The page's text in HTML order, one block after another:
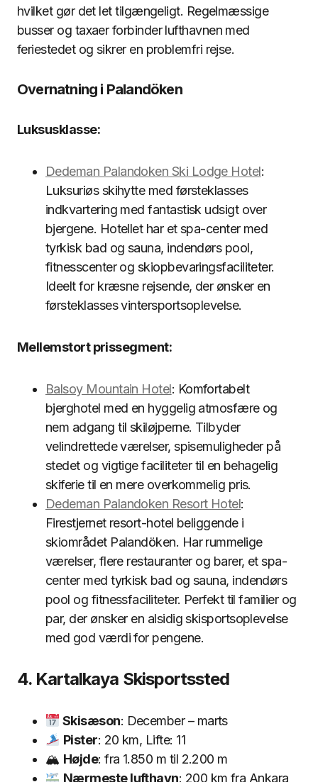
hvilket gør det let tilgængeligt. Regelmæssige
busser og taxaer forbinder lufthavnen med
feriestedet og sikrer en problemfri rejse.
Overnatning i Palandöken
Luksusklasse:
Dedeman Palandoken Ski Lodge Hotel:
Luksuriøs skihytte med førsteklasses
indkvartering med fantastisk udsigt over
bjergene. Hotellet har et spa-center med
tyrkisk bad og sauna, indendørs pool,
fitnesscenter og skiopbevaringsfaciliteter.
Ideelt for kræsne rejsende, der ønsker en
førsteklasses vintersportsoplevelse.
Mellemstort prissegment:
Balsoy Mountain Hotel: Komfortabelt
bjerghotel med en hyggelig atmosfære og
nem adgang til skiløjperne. Tilbyder
velindrettede værelser, spisemuligheder på
stedet og vigtige faciliteter til en behagelig
skiferie til en mere overkommelig pris.
Dedeman Palandoken Resort Hotel:
Firestjernet resort-hotel beliggende i
skiområdet Palandöken. Har rummelige
værelser, flere restauranter og barer, et spa-
center med tyrkisk bad og sauna, indendørs
pool og fitnessfaciliteter. Perfekt til familier og
par, der ønsker en alsidig skisportsoplevelse
med god værdi for pengene.
4. Kartalkaya Skisportssted
Skisæson: December – marts
Pister: 20 km, Lifte: 11
🏔 Højde: fra 1.850 m til 2.200 m
Nærmeste lufthavn: 200 km fra Ankara